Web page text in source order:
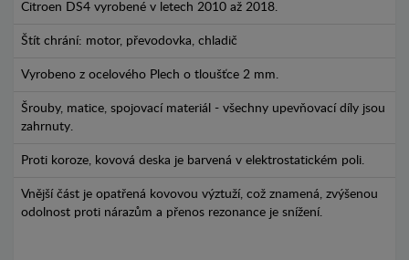
Citroen DS4 vyrobené v letech 2010 až 2018.
Štít chrání: motor, převodovka, chladič
Vyrobeno z ocelového Plech o tloušťce 2 mm.
Šrouby, matice, spojovací materiál - všechny upevňovací díly jsou
zahrnuty.
Proti koroze, kovová deska je barvená v elektrostatickém poli.
Vnější část je opatřená kovovou výztuží, což znamená, zvýšenou
odolnost proti nárazům a přenos rezonance je snížení.